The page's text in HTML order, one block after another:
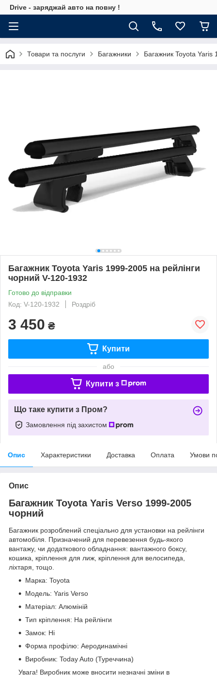
Drive - заряджай авто на повну !
Товари та послуги Багажники Багажник Toyota Yaris
Багажник Toyota Yaris 1999-2005 на рейлінги
чорний V-120-1932
Готово до відправки
Код: V-120-1932
Роздріб
3 450 ₴
Купити
або
Купити з
Що таке купити з Пром?
Замовлення під захистом
Опис Характеристики Доставка Оплата Умови
Опис
Багажник Toyota Yaris Verso 1999-2005
чорний
Багажник розроблений спеціально для установки на рейлінги
автомобіля. Призначений для перевезення будь-якого
вантажу, чи додаткового обладнання: вантажного боксу,
кошика, кріплення для лиж, кріплення для велосипеда,
ліхтаря, тощо.
Марка: Toyota
Модель: Yaris Verso
Матеріал: Алюміній
Тип кріплення: На рейлінги
Замок: Ні
Форма профілю: Аеродинамічні
Виробник: Today Auto (Туреччина)
Увага! Виробник може вносити незначні зміни в